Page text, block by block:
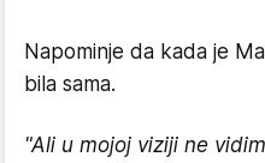
Napominje da kada je
bila sama.
"Ali u mojoj viziji ne